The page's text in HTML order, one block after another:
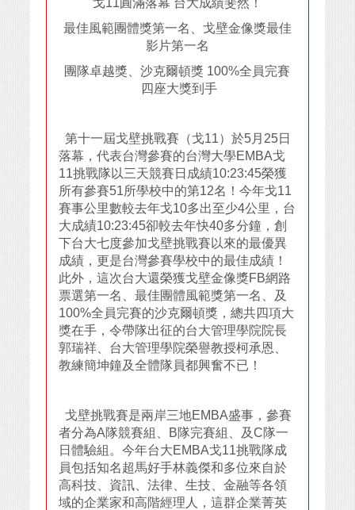
戈11圓滿落幕 台大成績斐然！
最佳風範團體獎第一名、戈壁金像獎最佳
影片第一名
團隊卓越獎、沙克爾頓獎 100%全員完賽
四座大獎到手
第十一屆戈壁挑戰賽（戈11）於5月25日
落幕，代表台灣參賽的台灣大學EMBA戈
11挑戰隊以三天競賽日成績10:23:45榮獲
所有參賽51所學校中的第12名！今年戈11
賽事公里數較去年戈10多出至少4公里，台
大成績10:23:45卻較去年快40多分鐘，創
下台大七度參加戈壁挑戰賽以來的最優異
成績，更是台灣參賽學校中的最佳成績！
此外，這次台大還榮獲戈壁金像獎FB網路
票選第一名、最佳團體風範獎第一名、及
100%全員完賽的沙克爾頓獎，總共四項大
獎在手，令帶隊出征的台大管理學院院長
郭瑞祥、台大管理學院榮譽教授柯承恩、
教練簡坤鐘及全體隊員都興奮不已！
戈壁挑戰賽是兩岸三地EMBA盛事，參賽
者分為A隊競賽組、B隊完賽組、及C隊一
日體驗組。今年台大EMBA戈11挑戰隊成
員包括知名超馬好手林義傑和多位來自於
高科技、資訊、法律、生技、金融等各領
域的企業家和高階經理人，這群企業菁英